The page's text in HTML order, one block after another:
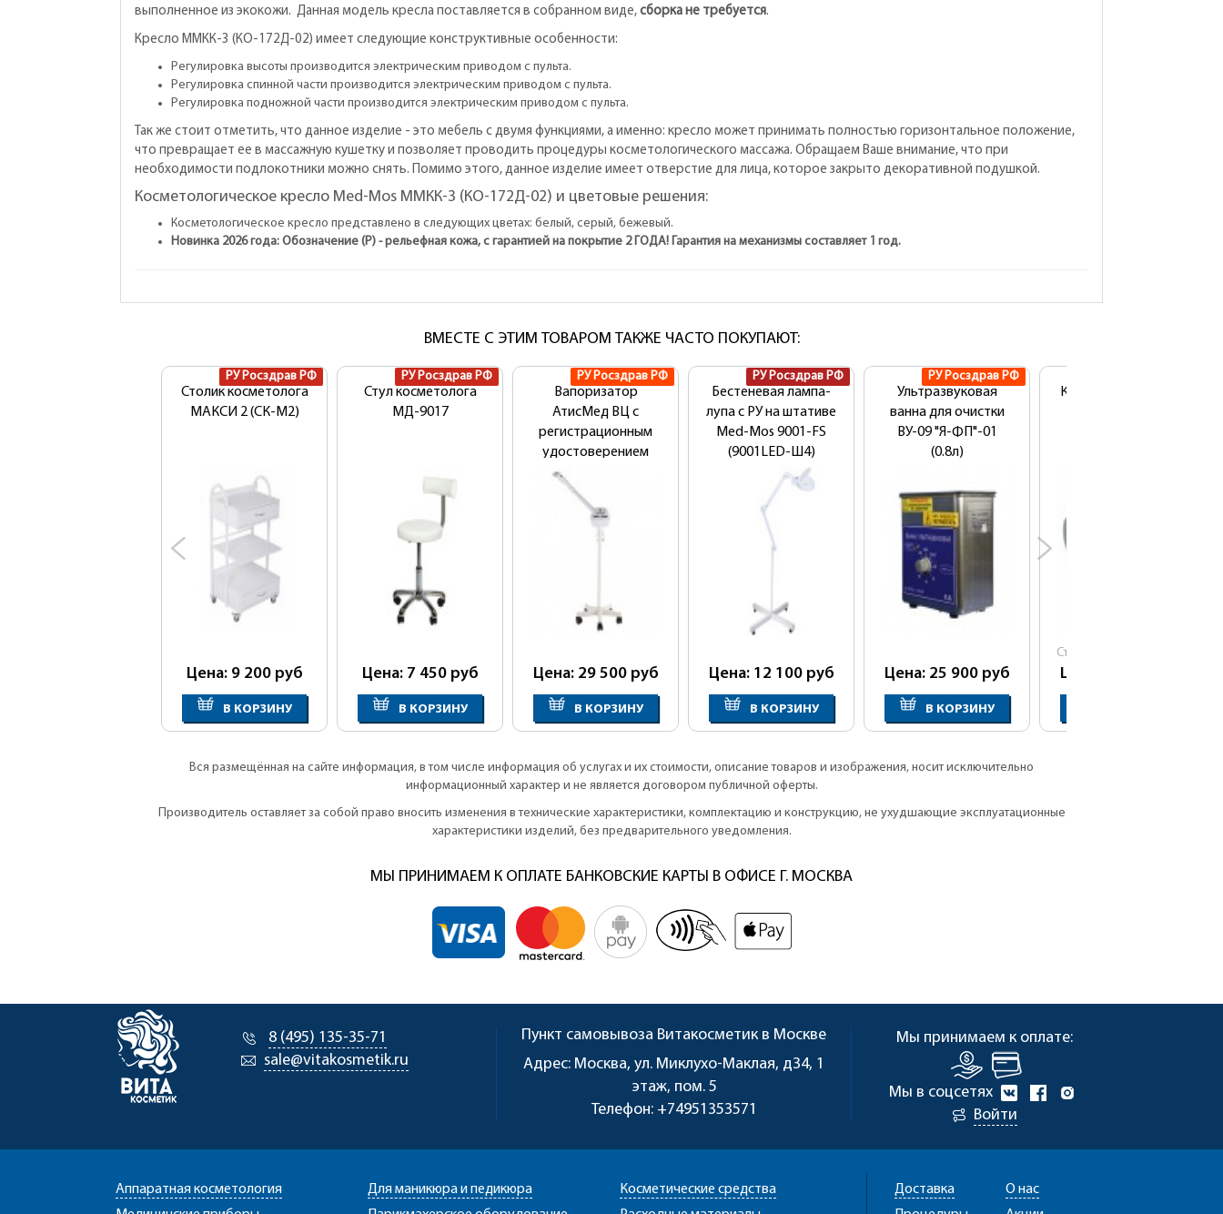
выполненное из экокожи. Данная модель кресла поставляется в собранном виде, сборка не требуется.
Кресло ММКК-3 (КО-172Д-02) имеет следующие конструктивные особенности:
Регулировка высоты производится электрическим приводом с пульта.
Регулировка спинной части производится электрическим приводом с пульта.
Регулировка подножной части производится электрическим приводом с пульта.
Так же стоит отметить, что данное изделие - это мебель с двумя функциями, а именно: кресло может принимать полностью горизонтальное положение,
что превращает ее в массажную кушетку и позволяет проводить процедуры косметологического массажа. Обращаем Ваше внимание, что при
необходимости подлокотники можно снять. Помимо этого, данное изделие имеет отверстие для лица, которое закрыто декоративной подушкой.
Косметологическое кресло Med-Mos ММКК-3 (КО-172Д-02) и цветовые решения:
Косметологическое кресло представлено в следующих цветах: белый, серый, бежевый.
Новинка 2026 года: Обозначение (Р) - рельефная кожа, с гарантией на покрытие 2 ГОДА! Гарантия на механизмы составляет 1 год.
ВМЕСТЕ С ЭТИМ ТОВАРОМ ТАКЖЕ ЧАСТО ПОКУПАЮТ:
РУ Росздрав РФ
Столик косметолога
МАКСИ 2 (СК-М2)
Цена: 9 200 руб
В КОРЗИНУ
РУ Росздрав РФ
Стул косметолога
MД-9017
Цена: 7 450 руб
В КОРЗИНУ
РУ Росздрав РФ
Вапоризатор
АтисМед ВЦ с
регистрационным
удостоверением
Цена: 29 500 руб
В КОРЗИНУ
РУ Росздрав РФ
Бестеневая лампа-
лупа с РУ на штативе
Med-Mos 9001-FS
(9001LED-Ш4)
Цена: 12 100 руб
В КОРЗИНУ
РУ Росздрав РФ
Ультразвуковая
ванна для очистки
ВУ-09 "Я-ФП"-01
(0.8л)
Цена: 25 900 руб
В КОРЗИНУ
Косметологический
Cтарая цена:
Цена: 52 000
Вся размещённая на сайте информация, в том числе информация об услугах и их стоимости, описание товаров и изображения, носит исключительно
информационный характер и не является договором публичной оферты.
Производитель оставляет за собой право вносить изменения в технические характеристики, комплектацию и конструкцию, не ухудшающие эксплуатационные
характеристики изделий, без предварительного уведомления.
МЫ ПРИНИМАЕМ К ОПЛАТЕ БАНКОВСКИЕ КАРТЫ В ОФИСЕ Г. МОСКВА
8 (495) 135-35-71
sale@vitakosmetik.ru
Пункт самовывоза Витакосметик в Москве
Адрес: Москва, ул. Миклухо-Маклая, д34, 1
этаж, пом. 5
Телефон: +74951353571
Мы принимаем к оплате:
Мы в соцсетях
Войти
Аппаратная косметология
Для маникюра и педикюра
Косметические средства
Доставка
О нас